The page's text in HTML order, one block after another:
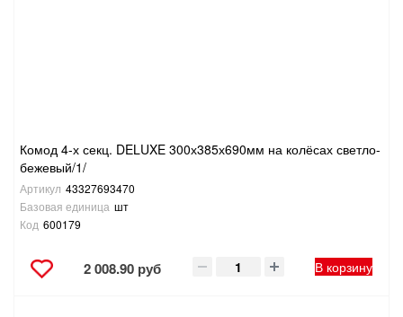
Комод 4-х секц. DELUXE 300х385х690мм на колёсах светло-
бежевый/1/
Артикул 43327693470
Базовая единица шт
Код 600179
2 008.90 руб В корзину